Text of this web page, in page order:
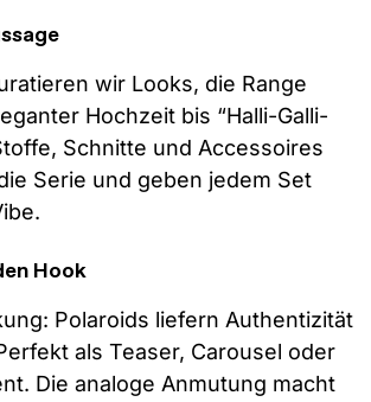
wir Looks, die Range
Hochzeit bis “Halli-Galli-
Schnitte und Accessoires
Serie und geben jedem Set
Hook
Polaroids liefern Authentizität
als Teaser, Carousel oder
Die analoge Anmutung macht